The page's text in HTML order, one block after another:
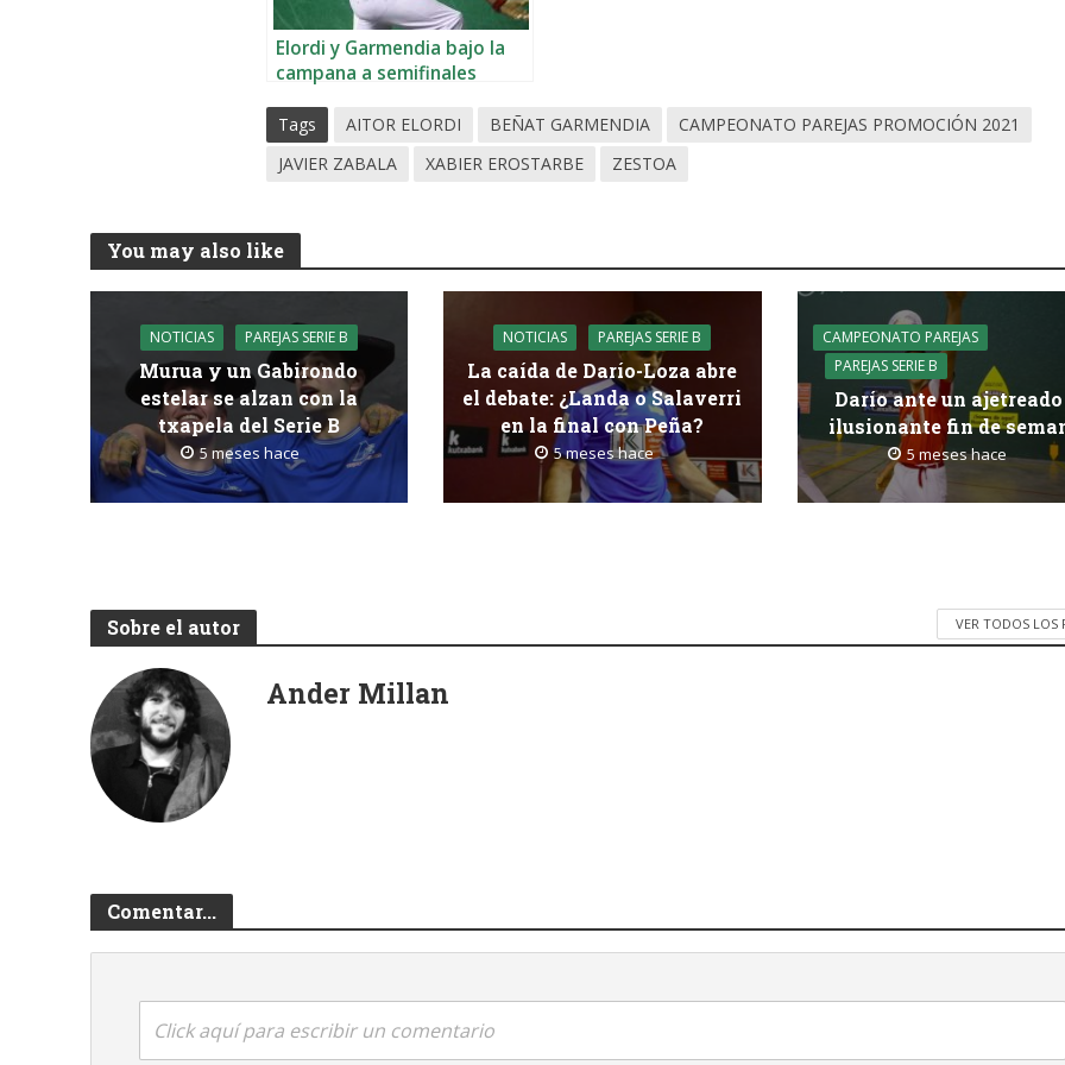
Elordi y Garmendia bajo la
campana a semifinales
Tags AITOR ELORDI BEÑAT GARMENDIA
CAMPEONATO PAREJAS PROMOCIÓN 2021
JAVIER ZABALA
XABIER EROSTARBE ZESTOA
You may also like
NOTICIAS PAREJAS SERIE B
Murua y un Gabirondo
estelar se alzan con la
txapela del Serie B
5 meses hace
NOTICIAS PAREJAS SERIE B
La caída de Darío-Loza abre
el debate: ¿Landa o Salaverri
en la final con Peña?
5 meses hace
CAMPEONATO PAREJAS
PAREJAS SERIE B
Darío ante un ajetreado
ilusionante fin de
5 meses hace
Sobre el autor VER TODOS LOS
Ander Millan
Comentar...
Click aquí para escribir un comentario